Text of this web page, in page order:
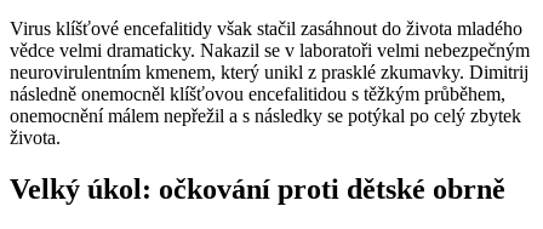
Virus klíšťové encefalitidy však stačil zasáhnout do života mladého
vědce velmi dramaticky. Nakazil se v laboratoři velmi nebezpečným
neurovirulentním kmenem, který unikl z prasklé zkumavky. Dimitrij
následně onemocněl klíšťovou encefalitidou s těžkým průběhem,
onemocnění málem nepřežil a s následky se potýkal po celý zbytek
života.
Velký úkol: očkování proti dětské obrně